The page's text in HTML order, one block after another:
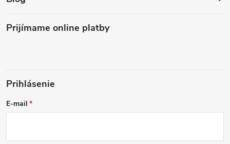
Prijímame online platby
Prihlásenie
E-mail